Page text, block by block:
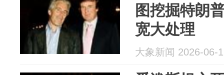
图挖掘特朗
宽大处理
大象新闻 2026-06-